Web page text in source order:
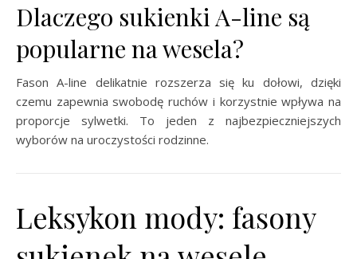
Dlaczego sukienki A-line są
popularne na wesela?
Fason A-line delikatnie rozszerza się ku dołowi, dzięki
czemu zapewnia swobodę ruchów i korzystnie wpływa na
proporcje sylwetki. To jeden z najbezpieczniejszych
wyborów na uroczystości rodzinne.
Leksykon mody: fasony